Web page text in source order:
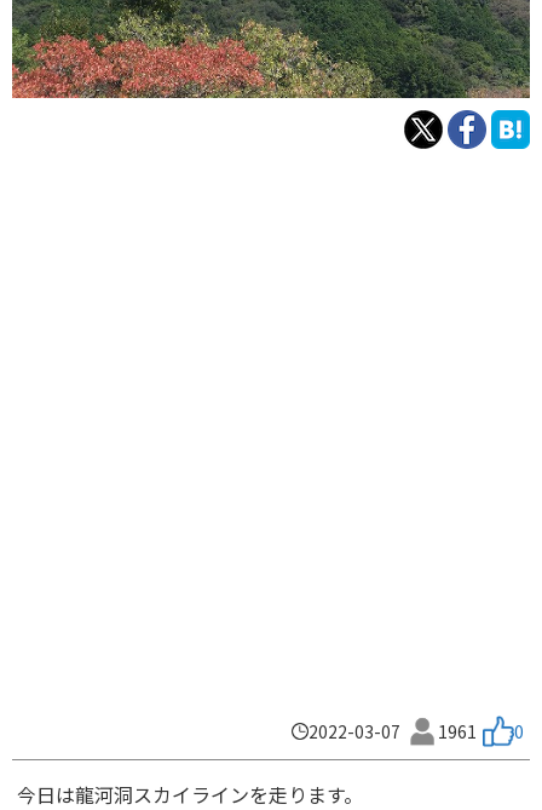
2022-03-07 1961 0
今日は龍河洞スカイラインを走ります。